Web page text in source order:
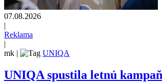
07.08.2026
|
Reklama
|
mk | UNIQA
UNIQA spustila letnú